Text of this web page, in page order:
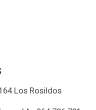
Los Rosildos